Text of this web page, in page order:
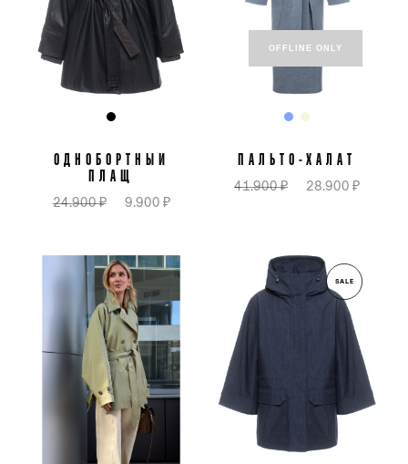
ОДНОБОРТНЫЙ
ПЛАЩ
24.900 ₽ 9.900 ₽
OFFLINE ONLY
ПАЛЬТО-ХАЛАТ
41.900 ₽ 28.900 ₽
SALE